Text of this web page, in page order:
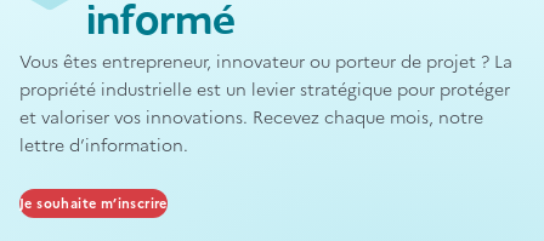
informé
Vous êtes entrepreneur, innovateur ou porteur de projet ? La
propriété industrielle est un levier stratégique pour protéger
et valoriser vos innovations. Recevez chaque mois, notre
lettre d’information.
Je souhaite m’inscrire